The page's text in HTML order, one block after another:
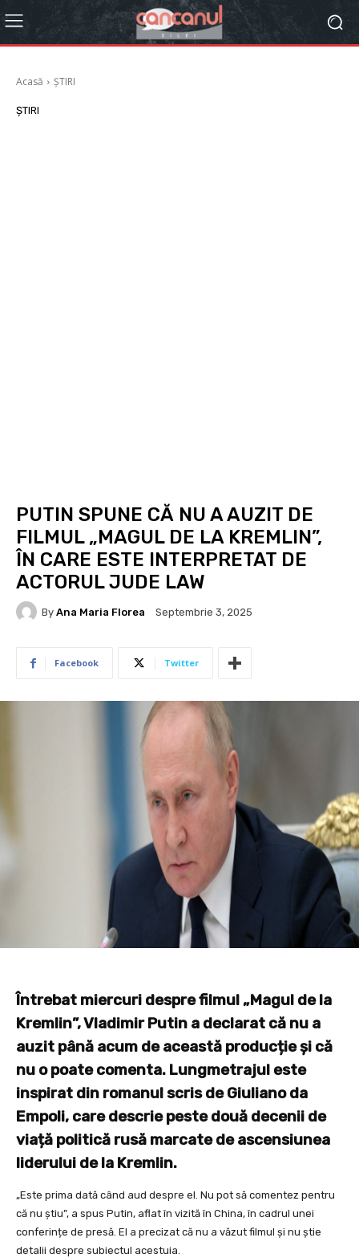
Acasă ȘTIRI
ȘTIRI
PUTIN SPUNE CĂ NU A AUZIT DE
FILMUL „MAGUL DE LA KREMLIN”,
ÎN CARE ESTE INTERPRETAT DE
ACTORUL JUDE LAW
By Ana Maria Florea Septembrie 3, 2025
Facebook Twitter
Întrebat miercuri despre filmul „Magul de la
Kremlin”, Vladimir Putin a declarat că nu a
auzit până acum de această producție și că
nu o poate comenta. Lungmetrajul este
inspirat din romanul scris de Giuliano da
Empoli, care descrie peste două decenii de
viață politică rusă marcate de ascensiunea
liderului de la Kremlin.
„Este prima dată când aud despre el. Nu pot să comentez pentru
că nu știu”, a spus Putin, aflat în vizită în China, în cadrul unei
conferințe de presă. El a precizat că nu a văzut filmul și nu știe
detalii despre subiectul acestuia.